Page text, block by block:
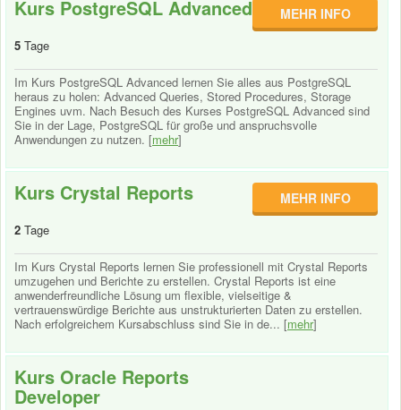
Kurs PostgreSQL Advanced
5 Tage
MEHR INFO
Im Kurs PostgreSQL Advanced lernen Sie alles aus PostgreSQL
heraus zu holen: Advanced Queries, Stored Procedures, Storage
Engines uvm. Nach Besuch des Kurses PostgreSQL Advanced sind
Sie in der Lage, PostgreSQL für große und anspruchsvolle
Anwendungen zu nutzen. [mehr]
Kurs Crystal Reports
2 Tage
MEHR INFO
Im Kurs Crystal Reports lernen Sie professionell mit Crystal Reports
umzugehen und Berichte zu erstellen. Crystal Reports ist eine
anwenderfreundliche Lösung um flexible, vielseitige &
vertrauenswürdige Berichte aus unstrukturierten Daten zu erstellen.
Nach erfolgreichem Kursabschluss sind Sie in de... [mehr]
Kurs Oracle Reports
Developer